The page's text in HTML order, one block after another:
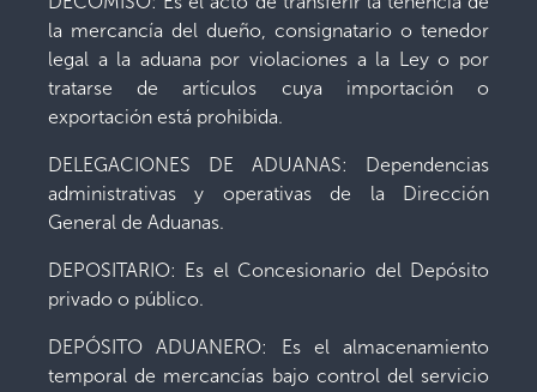
la mercancía del dueño, consignatario o tenedor
legal a la aduana por violaciones a la Ley o por
tratarse de artículos cuya importación o
exportación está prohibida.
DELEGACIONES DE ADUANAS: Dependencias
administrativas y operativas de la Dirección
General de Aduanas.
DEPOSITARIO: Es el Concesionario del Depósito
privado o público.
DEPÓSITO ADUANERO: Es el almacenamiento
temporal de mercancías bajo control del servicio